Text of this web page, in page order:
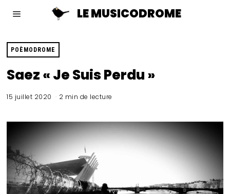
LE MUSICODROME
POÈMODROME
Saez « Je Suis Perdu »
15 juillet 2020 2 min de lecture